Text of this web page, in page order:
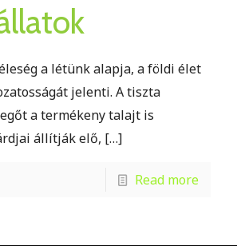
a létünk alapja, a földi élet
jelenti. A tiszta
a termékeny talajt is
állítják elő, […]
Read more